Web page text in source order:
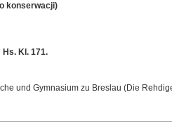
konserwacji)
Hs. Kl. 171.
und Gymnasium zu Breslau (Die